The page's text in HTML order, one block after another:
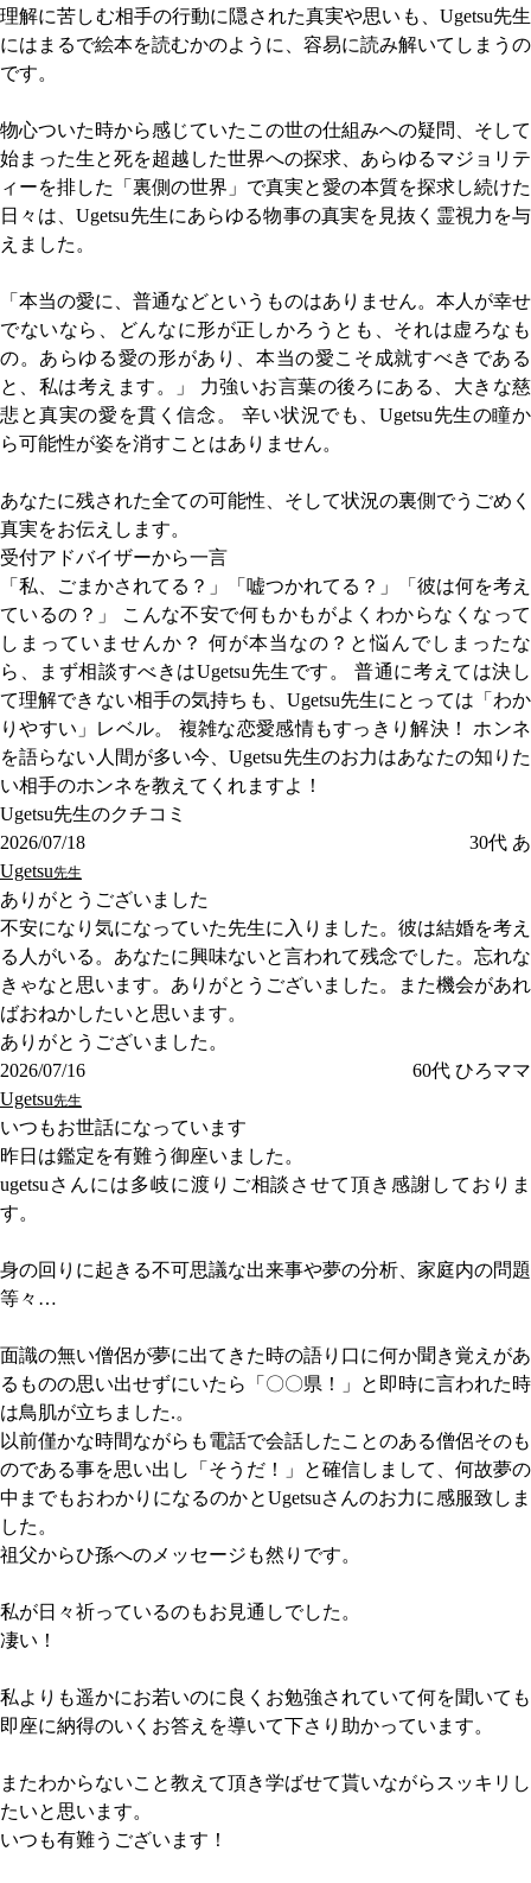
理解に苦しむ相手の行動に隠された真実や思いも、Ugetsu先生
にはまるで絵本を読むかのように、容易に読み解いてしまうの
です。
物心ついた時から感じていたこの世の仕組みへの疑問、そして
始まった生と死を超越した世界への探求、あらゆるマジョリテ
ィーを排した「裏側の世界」で真実と愛の本質を探求し続けた
日々は、Ugetsu先生にあらゆる物事の真実を見抜く霊視力を与
えました。
「本当の愛に、普通などというものはありません。本人が幸せ
でないなら、どんなに形が正しかろうとも、それは虚ろなも
の。あらゆる愛の形があり、本当の愛こそ成就すべきである
と、私は考えます。」 力強いお言葉の後ろにある、大きな慈
悲と真実の愛を貫く信念。 辛い状況でも、Ugetsu先生の瞳か
ら可能性が姿を消すことはありません。
あなたに残された全ての可能性、そして状況の裏側でうごめく
真実をお伝えします。
受付アドバイザーから一言
「私、ごまかされてる？」「嘘つかれてる？」「彼は何を考え
ているの？」 こんな不安で何もかもがよくわからなくなって
しまっていませんか？ 何が本当なの？と悩んでしまったな
ら、まず相談すべきはUgetsu先生です。 普通に考えては決し
て理解できない相手の気持ちも、Ugetsu先生にとっては「わか
りやすい」レベル。 複雑な恋愛感情もすっきり解決！ ホンネ
を語らない人間が多い今、Ugetsu先生のお力はあなたの知りた
い相手のホンネを教えてくれますよ！
Ugetsu先生のクチコミ
2026/07/18
30代 あ
Ugetsu先生
ありがとうございました
不安になり気になっていた先生に入りました。彼は結婚を考え
る人がいる。あなたに興味ないと言われて残念でした。忘れな
きゃなと思います。ありがとうございました。また機会があれ
ばおねかしたいと思います。
ありがとうございました。
2026/07/16
60代 ひろママ
Ugetsu先生
いつもお世話になっています
昨日は鑑定を有難う御座いました。
ugetsuさんには多岐に渡りご相談させて頂き感謝しておりま
す。
身の回りに起きる不可思議な出来事や夢の分析、家庭内の問題
等々…
面識の無い僧侶が夢に出てきた時の語り口に何か聞き覚えがあ
るものの思い出せずにいたら「〇〇県！」と即時に言われた時
は鳥肌が立ちました.。
以前僅かな時間ながらも電話で会話したことのある僧侶そのも
のである事を思い出し「そうだ！」と確信しまして、何故夢の
中までもおわかりになるのかとUgetsuさんのお力に感服致しま
した。
祖父からひ孫へのメッセージも然りです。
私が日々祈っているのもお見通しでした。
凄い！
私よりも遥かにお若いのに良くお勉強されていて何を聞いても
即座に納得のいくお答えを導いて下さり助かっています。
またわからないこと教えて頂き学ばせて貰いながらスッキリし
たいと思います。
いつも有難うございます！